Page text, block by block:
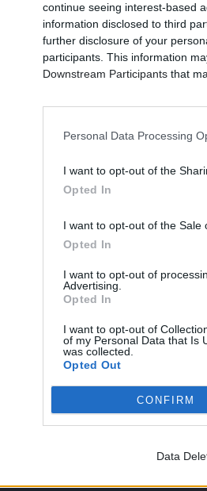
continue seeing interest-based
information disclosed to third
further disclosure of your
participants. This information
Downstream Participants that
Personal Data Processing
I want to opt-out of the
Opted In
I want to opt-out of the Sale
Opted In
I want to opt-out of
Advertising.
Opted In
I want to opt-out of
of my Personal Data that Is
was collected.
Opted Out
CONFIRM
Data